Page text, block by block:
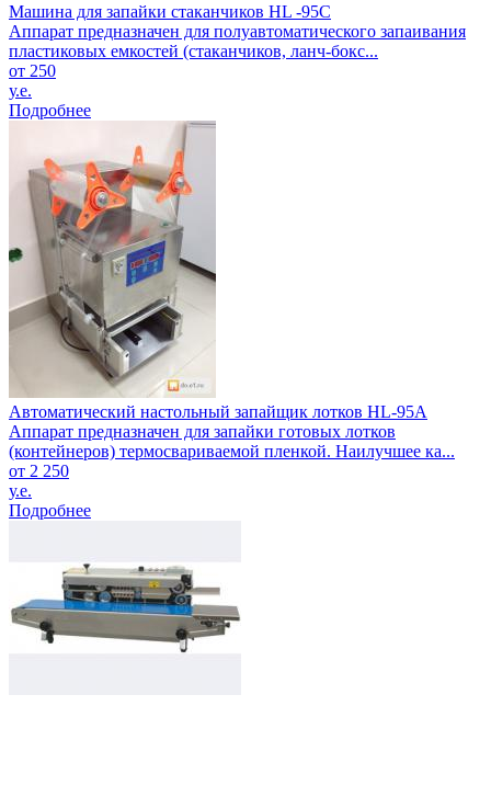
Машина для запайки стаканчиков HL -95С
Аппарат предназначен для полуавтоматического запаивания
пластиковых емкостей (стаканчиков, ланч-бокс...
от 250
у.е.
Подробнее
Автоматический настольный запайщик лотков HL-95A
Аппарат предназначен для запайки готовых лотков
(контейнеров) термосвариваемой пленкой. Наилучшее ка...
от 2 250
у.е.
Подробнее